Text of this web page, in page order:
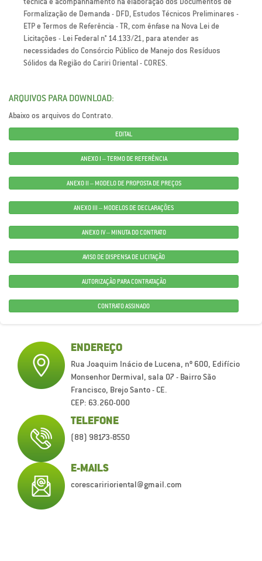
Formalização de Demanda - DFD, Estudos Técnicos Preliminares -
ETP e Termos de Referência - TR, com ênfase na Nova Lei de
Licitações - Lei Federal n° 14.133/21, para atender as
necessidades do Consórcio Público de Manejo dos Resíduos
Sólidos da Região do Cariri Oriental - CORES.
ARQUIVOS PARA DOWNLOAD:
Abaixo os arquivos do Contrato.
EDITAL
ANEXO I – TERMO DE REFERÊNCIA
ANEXO II – MODELO DE PROPOSTA DE PREÇOS
ANEXO III – MODELOS DE DECLARAÇÕES
ANEXO IV – MINUTA DO CONTRATO
AVISO DE DISPENSA DE LICITAÇÃO
AUTORIZAÇÃO PARA CONTRATAÇÃO
CONTRATO ASSINADO
ENDEREÇO
Rua Joaquim Inácio de Lucena, nº 600, Edifício
Monsenhor Dermival, sala 07 - Bairro São
Francisco, Brejo Santo - CE.
CEP: 63.260-000
TELEFONE
(88) 98173-8550
E-MAILS
corescaririoriental@gmail.com